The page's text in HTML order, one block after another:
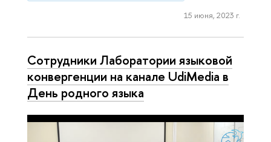
15 июня, 2023 г.
Сотрудники Лаборатории языковой
конвергенции на канале UdiMedia в
День родного языка